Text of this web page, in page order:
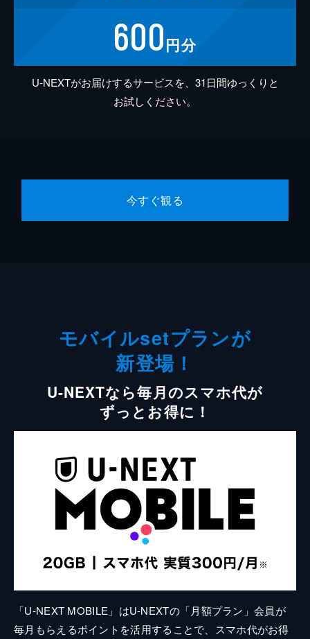
600円分
U-NEXTがお届けするサービスを、31日間ゆっくりと
お試しください。
今すぐ観る
モバイルsetプランが
新登場！
U-NEXTなら毎月のスマホ代が
ずっとお得に！
「U-NEXT MOBILE」はU-NEXTの「月額プラン」会員が
毎月もらえるポイントを活用することで、スマホ代がお得